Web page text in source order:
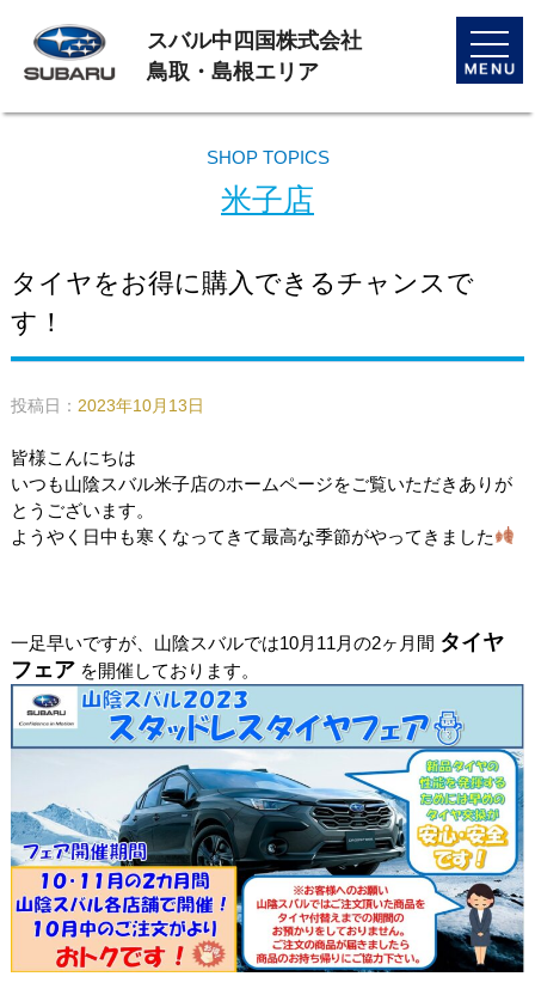
toggle
スバル中四国株式会社
鳥取・島根エリア
SHOP TOPICS
米子店
タイヤをお得に購入できるチャンスで
す！
投稿日： 2023年10月13日
皆様こんにちは
いつも山陰スバル米子店のホームページをご覧いただきありが
とうございます。
ようやく日中も寒くなってきて最高な季節がやってきました
一足早いですが、山陰スバルでは10月11月の2ヶ月間 タイヤ
フェアを開催しております。